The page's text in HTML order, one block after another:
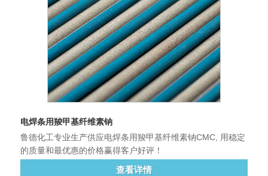
电焊条用羧甲基纤维素钠
鲁德化工专业生产供应电焊条用羧甲基纤维素钠CMC, 用稳定
的质量和最优惠的价格赢得客户好评！
查看详情